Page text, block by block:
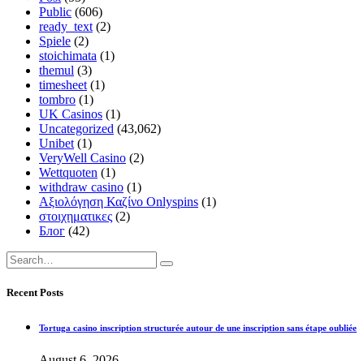
Public (606)
ready_text (2)
Spiele (2)
stoichimata (1)
themul (3)
timesheet (1)
tombro (1)
UK Casinos (1)
Uncategorized (43,062)
Unibet (1)
VeryWell Casino (2)
Wettquoten (1)
withdraw casino (1)
Αξιολόγηση Καζίνο Onlyspins (1)
στοιχηματικες (2)
Блог (42)
Recent Posts
Tortuga casino inscription structurée autour de une inscription sans étape oubliée